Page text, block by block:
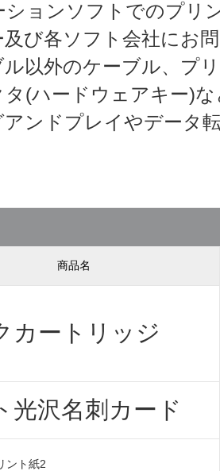
ションソフトでのプリ
及び各ソフト会社にお
ル以外のケーブル、プ
(ハードウェアキー)
アンドプレイやデータ
商品名
カートリッジ
光沢名刺カード
ント紙2